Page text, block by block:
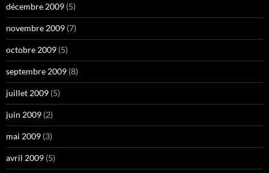
décembre 2009 (5)
novembre 2009 (7)
octobre 2009 (5)
septembre 2009 (8)
juillet 2009 (5)
juin 2009 (2)
mai 2009 (3)
avril 2009 (5)